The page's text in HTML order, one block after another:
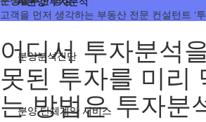
분양분석진단
분양 단체계약 서비스
고객을 먼저 생각하는 부동산 전문 컨설턴트 ‘
어디서 투자분석
못된 투자를 미리
는 방법은 투자분